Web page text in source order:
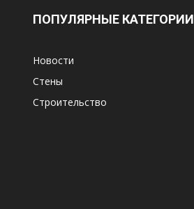
ПОПУЛЯРНЫЕ КАТЕГОРИИ
Новости
Стены
Строительство